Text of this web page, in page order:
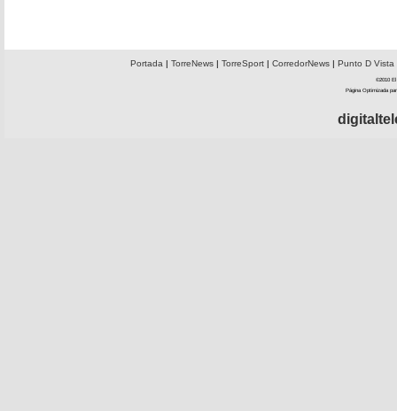
Portada | TorreNews| TorreSport| CorredorNews| Punto D Vista
©2010 El
Página Optimizada